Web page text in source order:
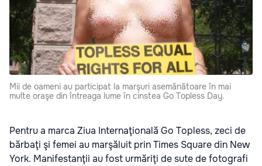
Mii de oameni au participat la marşuri asemănătoare în mai
multe oraşe din întreaga lume în cinstea Go Topless Day.
Pentru a marca Ziua Internaţională Go Topless, zeci de
bărbaţi şi femei au marşăluit prin Times Square din New
York. Manifestanţii au fost urmăriţi de sute de fotografi